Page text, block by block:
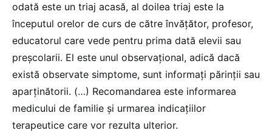
odată este un triaj acasă, al doilea triaj este la
începutul orelor de curs de către învățător, profesor,
educatorul care vede pentru prima dată elevii sau
preșcolarii. El este unul observațional, adică dacă
există observate simptome, sunt informați părinții sau
aparținătorii. (…) Recomandarea este informarea
medicului de familie și urmarea indicațiilor
terapeutice care vor rezulta ulterior.